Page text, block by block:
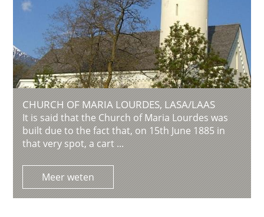
CHURCH OF MARIA LOURDES, LASA/LAAS
It is said that the Church of Maria Lourdes was
built due to the fact that, on 15th June 1885 in
that very spot, a cart ...
Meer weten